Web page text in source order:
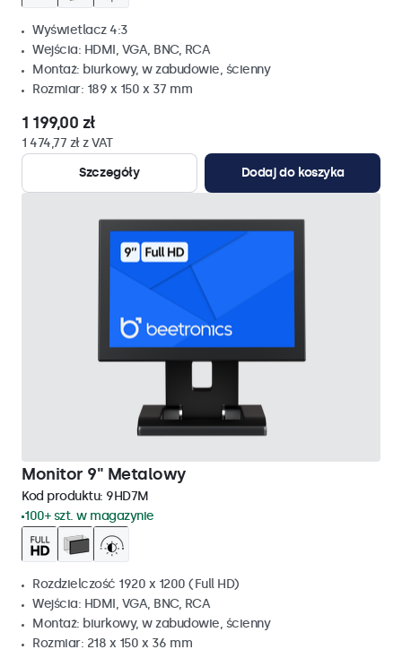
Wyświetlacz 4:3
Wejścia: HDMI, VGA, BNC, RCA
Montaż: biurkowy, w zabudowie, ścienny
Rozmiar: 189 x 150 x 37 mm
1 199,00 zł
1 474,77 zł z VAT
Szczegóły
Dodaj do koszyka
Monitor 9" Metalowy
Kod produktu: 9HD7M
100+ szt. w magazynie
Rozdzielczość 1920 x 1200 (Full HD)
Wejścia: HDMI, VGA, BNC, RCA
Montaż: biurkowy, w zabudowie, ścienny
Rozmiar: 218 x 150 x 36 mm